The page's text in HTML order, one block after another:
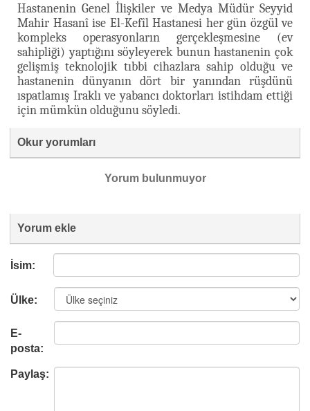
Hastanenin Genel İlişkiler ve Medya Müdür Seyyid
Mahir Hasanî ise El-Kefîl Hastanesi her gün özgül ve
kompleks operasyonların gerçekleşmesine (ev
sahipliği) yaptığını söyleyerek bunun hastanenin çok
gelişmiş teknolojik tıbbi cihazlara sahip olduğu ve
hastanenin dünyanın dört bir yanından rüşdünü
ıspatlamış Iraklı ve yabancı doktorları istihdam ettiği
için mümkün olduğunu söyledi.
Okur yorumları
Yorum bulunmuyor
Yorum ekle
İsim:
Ülke:
E-
posta:
Paylaş: